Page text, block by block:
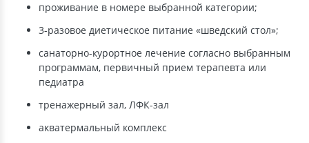
проживание в номере выбранной категории;
3-разовое диетическое питание «шведский стол»;
санаторно-курортное лечение согласно выбранным
программам, первичный прием терапевта или
педиатра
тренажерный зал, ЛФК-зал
акватермальный комплекс